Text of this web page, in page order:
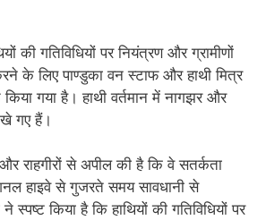
की गतिविधियों पर नियंत्रण और ग्रामीणों
के लिए पाण्डुका वन स्टाफ और हाथी मित्र
गया है। हाथी वर्तमान में नागझर और
गए हैं।
राहगीरों से अपील की है कि वे सतर्कता
हाइवे से गुजरते समय सावधानी से
किया है कि हाथियों की गतिविधियों पर